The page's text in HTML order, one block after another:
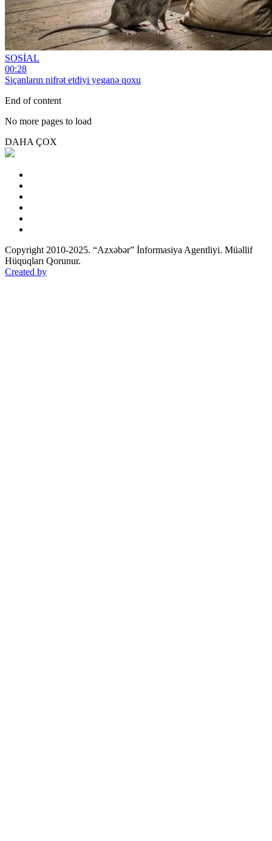
SOSİAL
00:28
Siçanların nifrət etdiyi yeganə qoxu
End of content
No more pages to load
DAHA ÇOX
Copyright 2010-2025. “Azxəbər” İnformasiya Agentliyi. Müəllif
Hüquqları Qorunur.
Created by